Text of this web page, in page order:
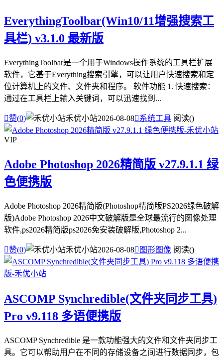
EverythingToolbar(Win10/11增强搜索工
具栏) v3.1.0 最新版
EverythingToolbar是一个用于Windows操作系统的工具栏扩展
软件，它基于Everything搜索引擎，可以让用户快速搜索和定
位计算机上的文件、文件夹和程序。 软件功能 1. 快速搜索：
通过在工具栏上输入关键词，可以迅速找到...
赞(0) 禾优小站2026-08-08系统工具 阅读()
VIP
Adobe Photoshop 2026精简版 v27.9.1.1 绿
色便携版
Adobe Photoshop 2026精简版(Photoshop精简版PS2026绿色破解
版)Adobe Photoshop 2026中文破解版是全球最流行的图像处理
软件,ps2026精简版ps2026免安装破解版,Photoshop 2...
赞(0) 禾优小站2026-08-08 图形图像 阅读()
ASCOMP Synchredible(文件夹同步工具)
Pro v9.118 多语便携版
ASCOMP Synchredible 是一款功能强大的文件和文件夹同步工
具。它可以帮助用户在不同的存储设备之间进行数据同步，包